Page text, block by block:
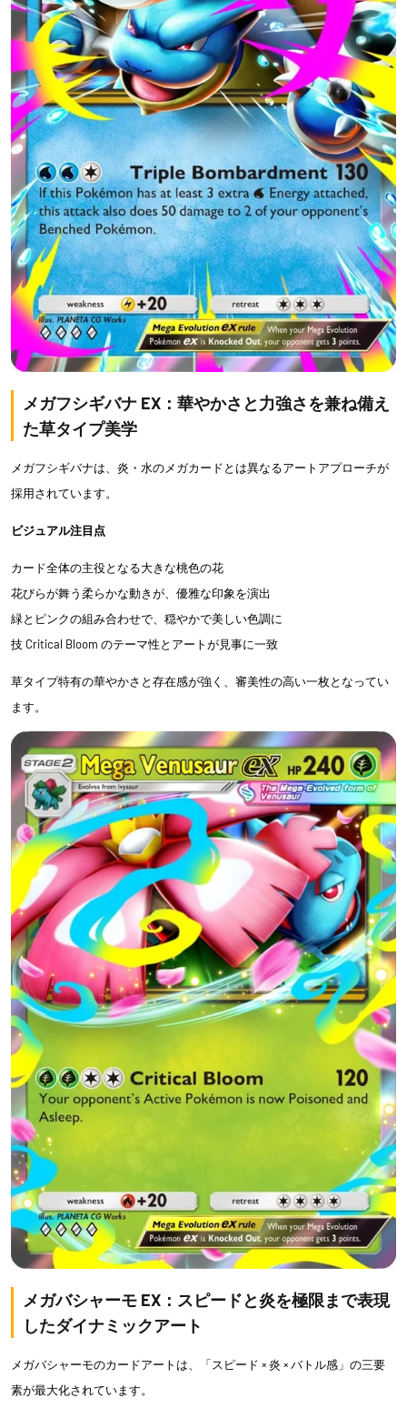
メガフシギバナ EX：華やかさと力強さを兼ね備え
た草タイプ美学
メガフシギバナは、炎・水のメガカードとは異なるアートアプローチが
採用されています。
ビジュアル注目点
カード全体の主役となる大きな桃色の花
花びらが舞う柔らかな動きが、優雅な印象を演出
緑とピンクの組み合わせで、穏やかで美しい色調に
技 Critical Bloom のテーマ性とアートが見事に一致
草タイプ特有の華やかさと存在感が強く、審美性の高い一枚となってい
ます。
メガバシャーモ EX：スピードと炎を極限まで表現
したダイナミックアート
メガバシャーモのカードアートは、「スピード × 炎 × バトル感」の三要
素が最大化されています。